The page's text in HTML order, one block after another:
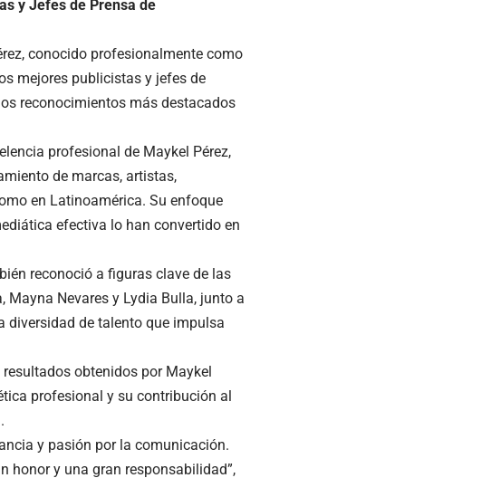
y Jefes de Prensa de
conocido profesionalmente como
mejores publicistas y jefes de
reconocimientos más destacados
profesional de Maykel Pérez,
de marcas, artistas,
en Latinoamérica. Su enfoque
efectiva lo han convertido en
reconoció a figuras clave de las
Mayna Nevares y Lydia Bulla, junto a
diversidad de talento que impulsa
obtenidos por Maykel
profesional y su contribución al
y pasión por la comunicación.
honor y una gran responsabilidad”,